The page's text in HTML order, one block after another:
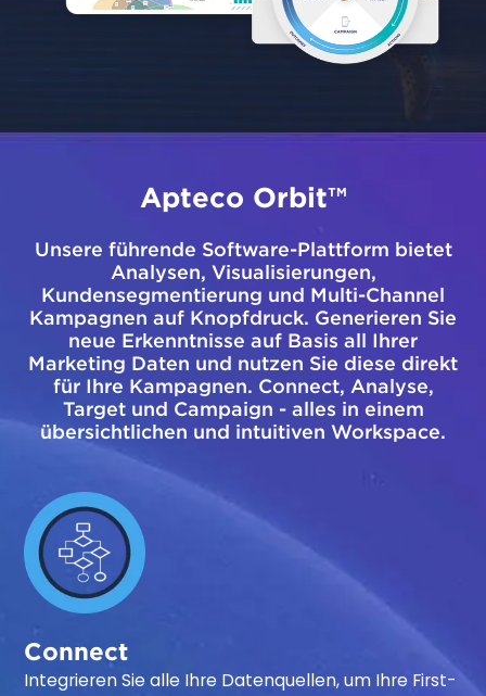
Apteco Orbit™
Unsere führende Software-Plattform bietet
Analysen, Visualisierungen,
Kundensegmentierung und Multi-Channel
Kampagnen auf Knopfdruck. Generieren Sie
neue Erkenntnisse auf Basis all Ihrer
Marketing Daten und nutzen Sie diese direkt
für Ihre Kampagnen. Connect, Analyse,
Target und Campaign - alles in einem
übersichtlichen und intuitiven Workspace.
Connect
Integrieren Sie alle Ihre Datenquellen, um Ihre First-